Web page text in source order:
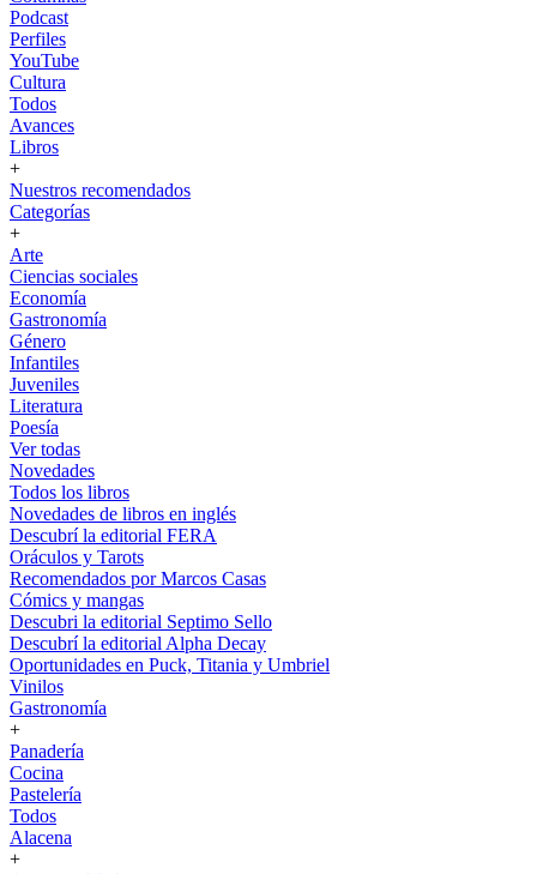
Podcast
Perfiles
YouTube
Cultura
Todos
Avances
Libros
+
Nuestros recomendados
Categorías
+
Arte
Ciencias sociales
Economía
Gastronomía
Género
Infantiles
Juveniles
Literatura
Poesía
Ver todas
Novedades
Todos los libros
Novedades de libros en inglés
Descubrí la editorial FERA
Oráculos y Tarots
Recomendados por Marcos Casas
Cómics y mangas
Descubri la editorial Septimo Sello
Descubrí la editorial Alpha Decay
Oportunidades en Puck, Titania y Umbriel
Vinilos
Gastronomía
+
Panadería
Cocina
Pastelería
Todos
Alacena
+